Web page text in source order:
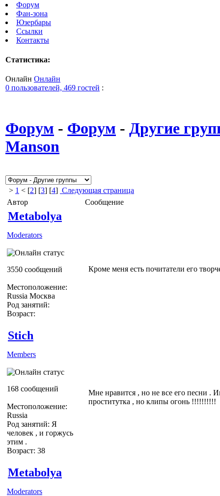
Форум
Фан-зона
Юзербары
Ссылки
Контакты
Статистика:
Онлайн Онлайн
0 пользователей, 469 гостей :
Форум - Форум - Другие
Мanson
> 1 < [2] [3] [4] Следующая страница
Автор
Сообщение
Metabolya
Moderators
3550 сообщений
Местоположение:
Russia Москва
Род занятий:
Возраст:
Кроме меня есть почитатели его
Stich
Members
168 сообщений
Местоположение:
Russia
Род занятий: Я
человек , и горжусь
этим .
Возраст: 38
Мне нравится , но не все его песни .
проститутка , но клипы огонь !!!!!!!!!!
Metabolya
Moderators